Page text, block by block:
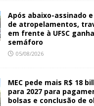
Após abaixo-assinado
de atropelamentos,
em frente à UFSC
semáforo
05/08/2026
MEC pede mais R$ 18
para 2027 para
bolsas e conclusão de